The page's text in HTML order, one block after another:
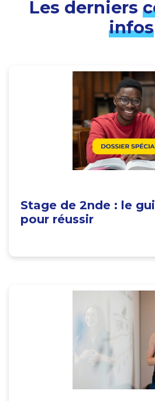
Les derniers
infos
Stage de 2nde : le
pour réussir